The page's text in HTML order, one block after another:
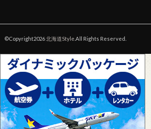
©Copyright2026北海道Style .All Rights Reserved.